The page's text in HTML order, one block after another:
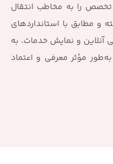
را به مخاطب انتقال
و مطابق با استانداردهای
آنلاین و نمایش خدمات، به
مؤثر معرفی و اعتماد